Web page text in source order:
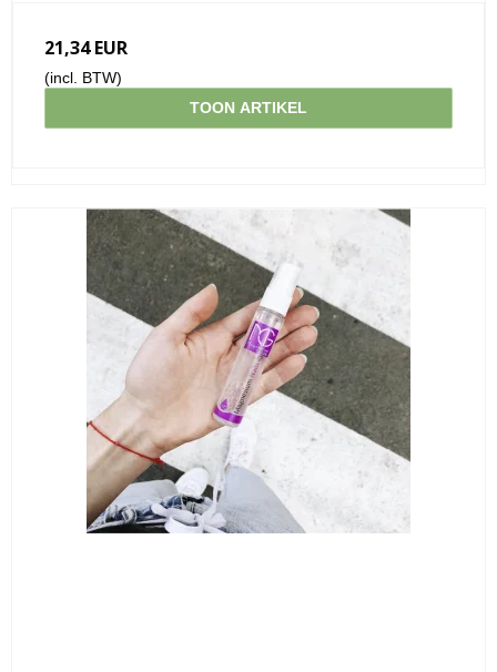
21,34 EUR
(incl. BTW)
TOON ARTIKEL